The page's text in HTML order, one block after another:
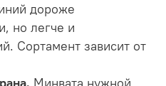
дороже
но легче и
Сортамент зависит от
Минвата нужной